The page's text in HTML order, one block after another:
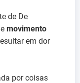
de De
movimento
em dor
por coisas